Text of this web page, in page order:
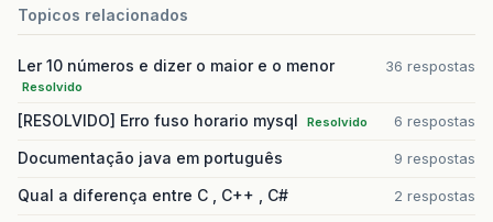
Topicos relacionados
Ler 10 números e dizer o maior e o menor
Resolvido
36 respostas
[RESOLVIDO] Erro fuso horario mysql Resolvido 6 respostas
Documentação java em português 9 respostas
Qual a diferença entre C , C++ , C# 2 respostas